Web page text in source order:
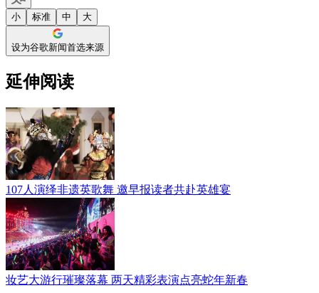
小 标准 中 大
设为谷歌新闻首选来源
延伸阅读
107人演绎非遗英歌舞 邀早报读者共赴英雄宴
妆艺大游行璀璨落幕 两天精彩表演点亮蛇年新春